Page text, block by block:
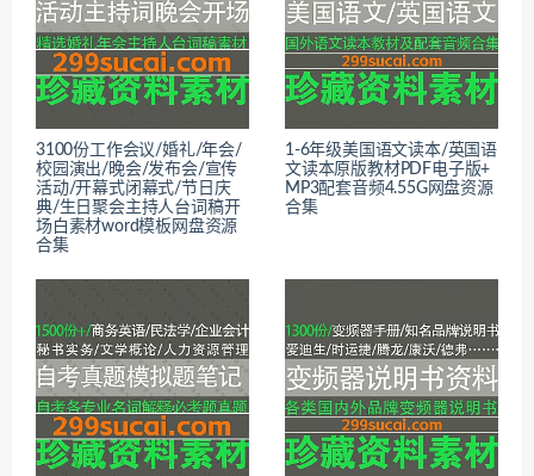
3100份工作会议/婚礼/年会/
校园演出/晚会/发布会/宣传
活动/开幕式闭幕式/节日庆
典/生日聚会主持人台词稿开
场白素材word模板网盘资源
合集
1-6年级美国语文读本/英国语
文读本原版教材PDF电子版+
MP3配套音频4.55G网盘资源
合集